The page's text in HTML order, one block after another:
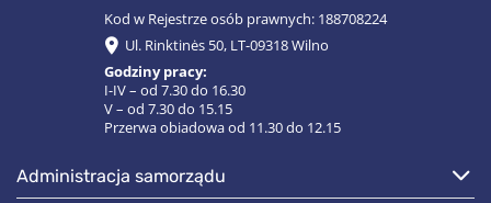
Kod w Rejestrze osób prawnych: 188708224
Ul. Rinktinės 50, LT-09318 Wilno
Godziny pracy:
I-IV – od 7.30 do 16.30
V – od 7.30 do 15.15
Przerwa obiadowa od 11.30 do 12.15
administracja samorządu